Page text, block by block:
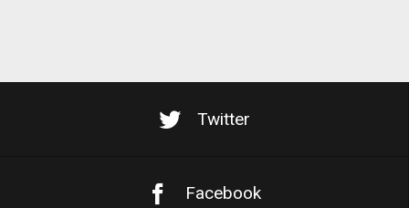
Twitter
Facebook